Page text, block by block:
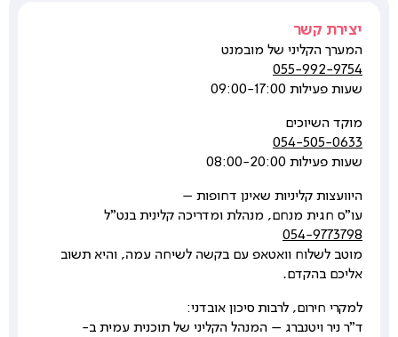
יצירת קשר
המערך הקליני של מובמנט
055-992-9754
שעות פעילות 09:00-17:00
מוקד השיוכים
054-505-0633
שעות פעילות 08:00-20:00
היוועצות קליניות שאינן דחופות –
עו"ס חגית מנחם, מנהלת ומדריכה קלינית בנט"ל
054-9773798
מוטב לשלוח וואטאפ עם בקשה לשיחה עמה, והיא תשוב
אליכם בהקדם.
למקרי חירום, לרבות סיכון אובדני:
ד"ר ניר ויטנברג – המנהל הקליני של תוכנית עמית ב-